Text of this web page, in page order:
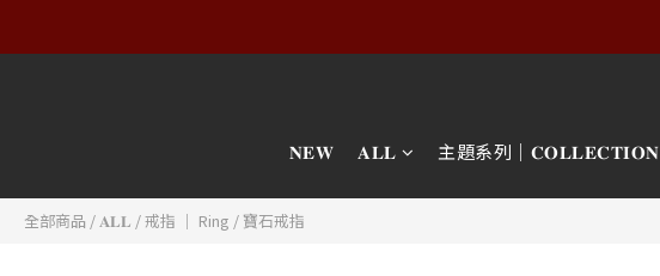
𝐍𝐄𝐖 𝐀𝐋𝐋 主題系列｜𝐂𝐎𝐋𝐋𝐄𝐂𝐓𝐈𝐎𝐍
全部商品 /𝐀𝐋𝐋 /戒指 │ Ring /寶石戒指